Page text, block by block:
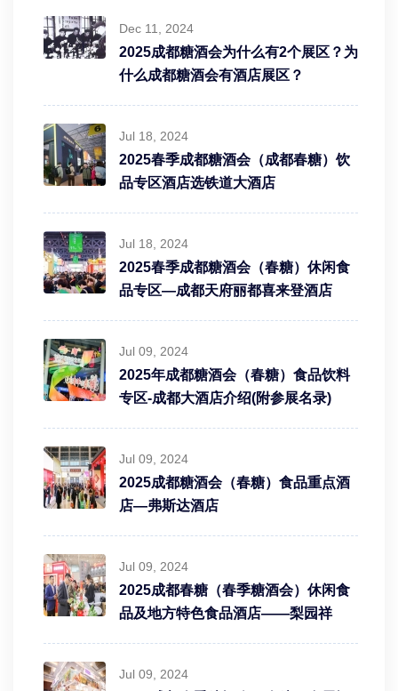
天津统一科技有限公司
广东众参食品有限公司
山东涨芝仕食品有限公司
金芒芒乳业（衡水）有限公司
椰道食品（海南）有限公司
舒乐美实业有限公司
贝因美青藏高原·祁连山雪域特色纯牛奶
河北庞迪食品有限公司
广东爱的名义品牌运营有限公司
左云县“特优”农产品展销活动
山西雁门清高食业有限责任公司
Dec 11, 2024
2025成都糖酒会为什么有2个展区？为
什么成都糖酒会有酒店展区？
Jul 18, 2024
2025春季成都糖酒会（成都春糖）饮
品专区酒店选铁道大酒店
Jul 18, 2024
2025春季成都糖酒会（春糖）休闲食
品专区—成都天府丽都喜来登酒店
Jul 09, 2024
2025年成都糖酒会（春糖）食品饮料
专区-成都大酒店介绍(附参展名录)
Jul 09, 2024
2025成都糖酒会（春糖）食品重点酒
店—弗斯达酒店
Jul 09, 2024
2025成都春糖（春季糖酒会）休闲食
品及地方特色食品酒店——梨园祥
Jul 09, 2024